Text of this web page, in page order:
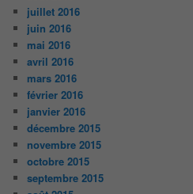
juillet 2016
juin 2016
mai 2016
avril 2016
mars 2016
février 2016
janvier 2016
décembre 2015
novembre 2015
octobre 2015
septembre 2015